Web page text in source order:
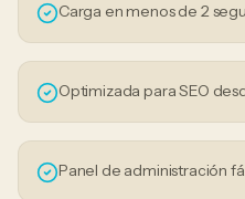
Carga en menos de 2
Optimizada para SEO
Panel de administración